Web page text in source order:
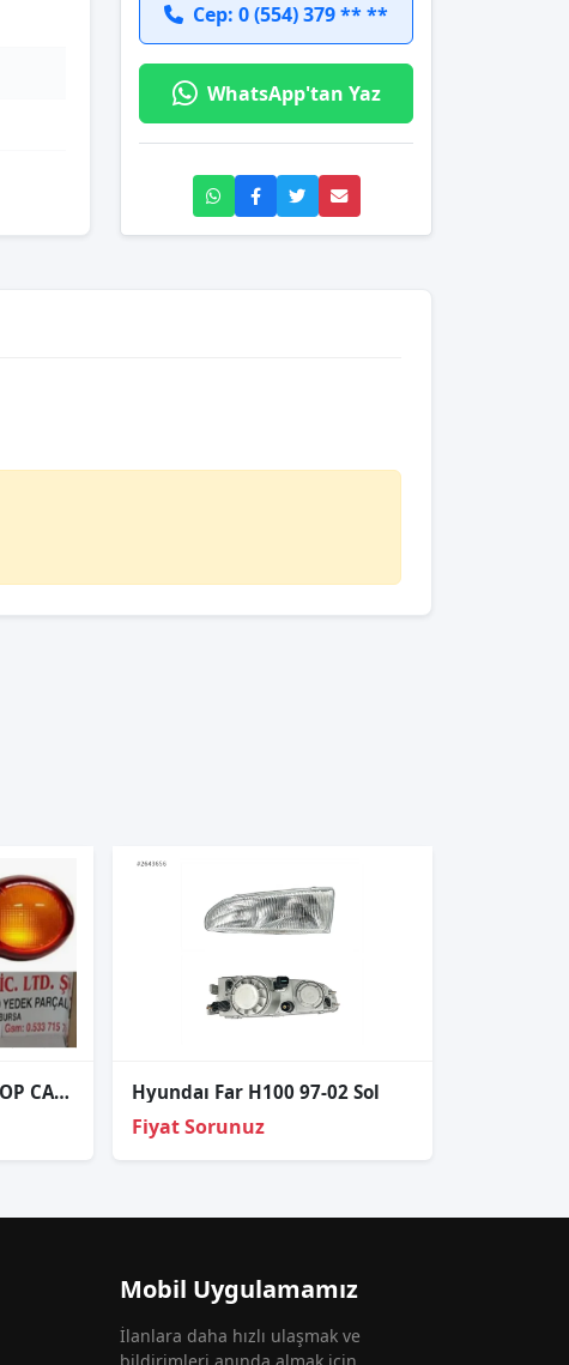
Cep: 0 (554) 379 ** **
WhatsApp'tan Yaz
HYUNDAİ H100 KMY STOP CAMI 1997-2004 Hyundaı Far H100 97-02 Sol
Fiyat Sorunuz
Mobil Uygulamamız
İlanlara daha hızlı ulaşmak ve